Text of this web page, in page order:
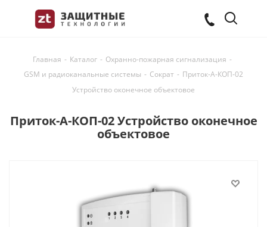
Главная - Каталог - Охранно-пожарная сигнализация -
GSM и радиоканальные системы - Сократ - Приток-А-КОП-02
Устройство оконечное объектовое
Приток-А-КОП-02 Устройство оконечное
объектовое